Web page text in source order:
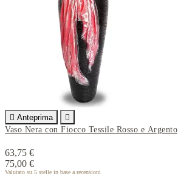
 Anteprima

Vaso Nera con Fiocco Tessile Rosso e Argento
63,75 €
75,00 €
Valutato su 5 stelle in base a recensioni